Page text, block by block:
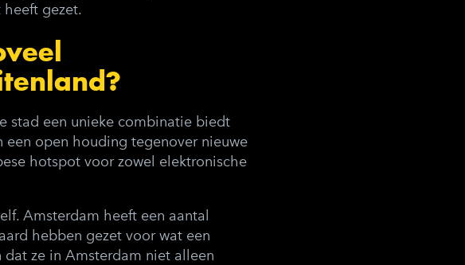
gezet.
stad een unieke combinatie biedt
open houding tegenover nieuwe
hotspot voor zowel elektronische
Amsterdam heeft een aantal
hebben gezet voor wat een
ze in Amsterdam niet alleen